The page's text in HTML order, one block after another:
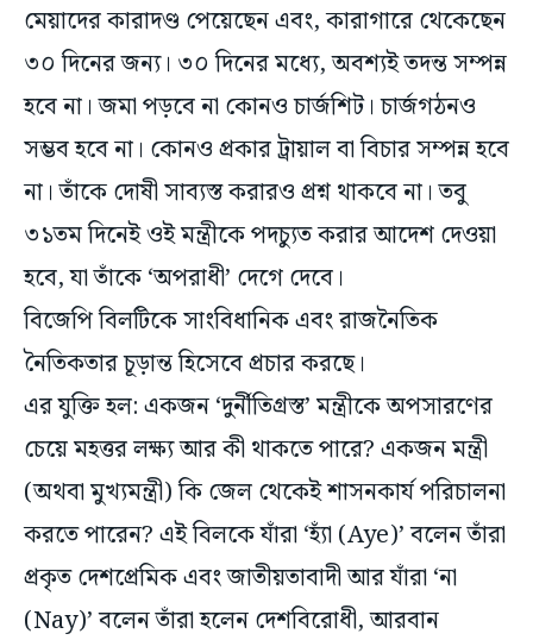
মেয়াদের কারাদণ্ড পেয়েছেন এবং, কারাগারে থেকেছেন
৩০ দিনের জন্য। ৩০ দিনের মধ্যে, অবশ্যই তদন্ত সম্পন্ন
হবে না। জমা পড়বে না কোনও চার্জশিট। চার্জগঠনও
সম্ভব হবে না। কোনও প্রকার ট্রায়াল বা বিচার সম্পন্ন হবে
না। তাঁকে দোষী সাব্যস্ত করারও প্রশ্ন থাকবে না। তবু
৩১তম দিনেই ওই মন্ত্রীকে পদচ্যুত করার আদেশ দেওয়া
হবে, যা তাঁকে ‘অপরাধী’ দেগে দেবে।
বিজেপি বিলটিকে সাংবিধানিক এবং রাজনৈতিক
নৈতিকতার চূড়ান্ত হিসেবে প্রচার করছে।
এর যুক্তি হল: একজন ‘দুর্নীতিগ্রস্ত’ মন্ত্রীকে অপসারণের
চেয়ে মহত্তর লক্ষ্য আর কী থাকতে পারে? একজন মন্ত্রী
(অথবা মুখ্যমন্ত্রী) কি জেল থেকেই শাসনকার্য পরিচালনা
করতে পারেন? এই বিলকে যাঁরা ‘হ্যাঁ (Aye)’ বলেন তাঁরা
প্রকৃত দেশপ্রেমিক এবং জাতীয়তাবাদী আর যাঁরা ‘না
(Nay)’ বলেন তাঁরা হলেন দেশবিরোধী, আরবান